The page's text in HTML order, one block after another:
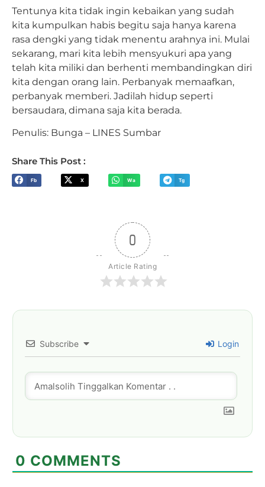
Tentunya kita tidak ingin kebaikan yang sudah
kita kumpulkan habis begitu saja hanya karena
rasa dengki yang tidak menentu arahnya ini. Mulai
sekarang, mari kita lebih mensyukuri apa yang
telah kita miliki dan berhenti membandingkan diri
kita dengan orang lain. Perbanyak memaafkan,
perbanyak memberi. Jadilah hidup seperti
bersaudara, dimana saja kita berada.
Penulis: Bunga – LINES Sumbar
Share This Post :
Fb X Wa Tg
0
Article Rating
Subscribe Login
0 COMMENTS